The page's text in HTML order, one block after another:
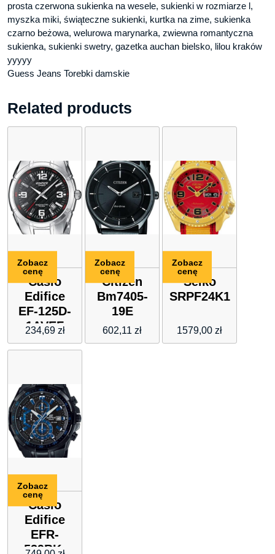
prosta czerwona sukienka na wesele, sukienki w rozmiarze l,
myszka miki, świąteczne sukienki, kurtka na zime, sukienka
czarno beżowa, welurowa marynarka, zwiewna romantyczna
sukienka, sukienki swetry, gazetka auchan bielsko, lilou kraków
yyyyy
Guess Jeans Torebki damskie
Related products
Casio
Edifice
EF-125D-
1AVEF
234,69 zł
Zobacz
cenę
Citizen
Bm7405-
19E
602,11 zł
Zobacz
cenę
Seiko
SRPF24K1
1579,00 zł
Zobacz
cenę
Casio
Edifice
EFR-
539BK-
Zobacz
cenę